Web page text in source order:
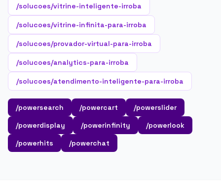
/solucoes/vitrine-inteligente-irroba
/solucoes/vitrine-infinita-para-irroba
/solucoes/provador-virtual-para-irroba
/solucoes/analytics-para-irroba
/solucoes/atendimento-inteligente-para-irroba
/powersearch /powercart
/powerslider
/powerdisplay
/powerinfinity
/powerlook
/powerhits
/powerchat